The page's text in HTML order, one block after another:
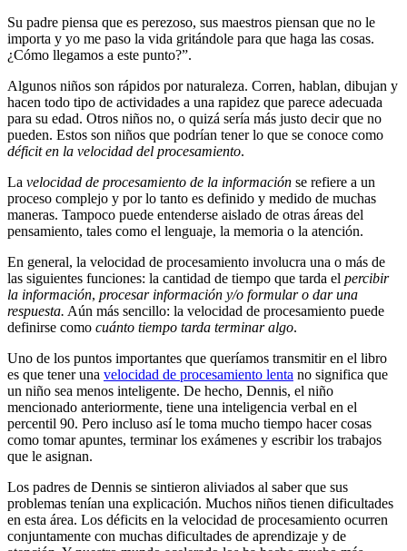
Su padre piensa que es perezoso, sus maestros piensan que no le
importa y yo me paso la vida gritándole para que haga las cosas.
¿Cómo llegamos a este punto?”.
Algunos niños son rápidos por naturaleza. Corren, hablan, dibujan y
hacen todo tipo de actividades a una rapidez que parece adecuada
para su edad. Otros niños no, o quizá sería más justo decir que no
pueden. Estos son niños que podrían tener lo que se conoce como
déficit en la velocidad del procesamiento.
La velocidad de procesamiento de la información se refiere a un
proceso complejo y por lo tanto es definido y medido de muchas
maneras. Tampoco puede entenderse aislado de otras áreas del
pensamiento, tales como el lenguaje, la memoria o la atención.
En general, la velocidad de procesamiento involucra una o más de
las siguientes funciones: la cantidad de tiempo que tarda el percibir
la información, procesar información y/o formular o dar una
respuesta. Aún más sencillo: la velocidad de procesamiento puede
definirse como cuánto tiempo tarda terminar algo.
Uno de los puntos importantes que queríamos transmitir en el libro
es que tener una velocidad de procesamiento lenta no significa que
un niño sea menos inteligente. De hecho, Dennis, el niño
mencionado anteriormente, tiene una inteligencia verbal en el
percentil 90. Pero incluso así le toma mucho tiempo hacer cosas
como tomar apuntes, terminar los exámenes y escribir los trabajos
que le asignan.
Los padres de Dennis se sintieron aliviados al saber que sus
problemas tenían una explicación. Muchos niños tienen dificultades
en esta área. Los déficits en la velocidad de procesamiento ocurren
conjuntamente con muchas dificultades de aprendizaje y de